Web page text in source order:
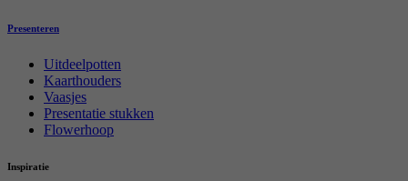
Presenteren
Uitdeelpotten
Kaarthouders
Vaasjes
Presentatie stukken
Flowerhoop
Inspiratie